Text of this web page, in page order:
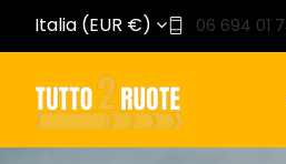
Italia (EUR €) 06 694 01